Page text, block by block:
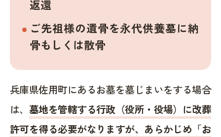
返還
ご先祖様の遺骨を永代供養墓に納
骨もしくは散骨
兵庫県佐用町にあるお墓を墓じまいをする場合
は、 墓地を管轄する行政（役所・役場）に改葬
許可を得る必要がなりますが、あらかじめ「お